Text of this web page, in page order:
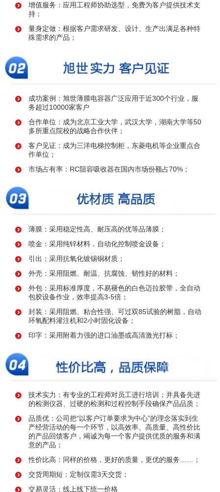
增值服务：应用工程师协助选型，免费为客户提供技术支
持；
量身定做：根据客户需求研发、设计、生产出满足各种特
殊需求的产品；
成功案例：旭世薄膜电容器广泛应用于近300个行业，服
务超过10000家客户
合作单位：成为北京工业大学，武汉大学，湖南大学等50
多所重点院校的战略合作伙伴；
客户见证：成为三洋电梯控制柜，东菱电机等企业重点合
作单位；
市场占有率：RC阻容吸收器在国内市场份额占70%；
薄膜：采用稳定性高、耐压高的优等品薄膜；
喷金：采用纯锌材料，自动化控制喷金设备；
引出：采用抗氧化镀锡铜材质；
外壳：采用阻燃、耐温、抗腐蚀、韧性好的材料；
外包：采用标准厚度，不易褪色的白色迈拉胶带，全自动
包胶设备作业，效率提高3-5倍；
封装：采用阻燃、粘合性强、可过双85试验的树脂，自动
环氧配料灌注机和2小时固化设备；
印字：采用附着力强的进口油墨或高清激光打标；
技术实力：有专业的工程师对员工进行培训；并具备先进
的检测仪器、过硬的检测和过程控制手段确保产品品质；
品质优：公司把“以客户订单要求为中心”的理念落实到生
产经营活动的每一个环节，以高效率、高质量、高性价比
的产品回馈客户，竭诚为每一个客户提供优质的服务和满
意的产品；
性价比高：同样的价格，更好的质量，更优的服务……；
交货周期短：定制仅需3天交货；
交易灵活：线上线下统一价格